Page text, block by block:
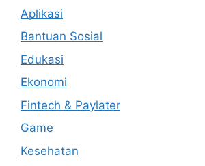
Aplikasi
Bantuan Sosial
Edukasi
Ekonomi
Fintech & Paylater
Game
Kesehatan